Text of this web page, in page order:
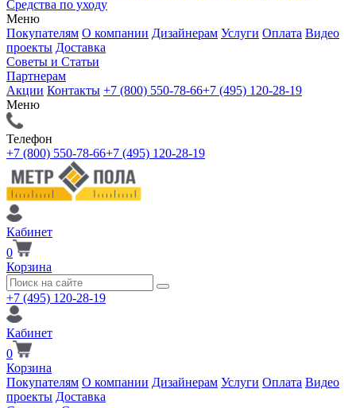
Средства по уходу
Меню
Покупателям О компании Дизайнерам Услуги Оплата Видео
проекты Доставка
Советы и Статьи
Партнерам
Акции Контакты +7 (800) 550-78-66+7 (495) 120-28-19
Меню
Телефон
+7 (800) 550-78-66+7 (495) 120-28-19
Кабинет
0
Корзина
+7 (495) 120-28-19
Кабинет
0
Корзина
Покупателям О компании Дизайнерам Услуги Оплата Видео
проекты Доставка